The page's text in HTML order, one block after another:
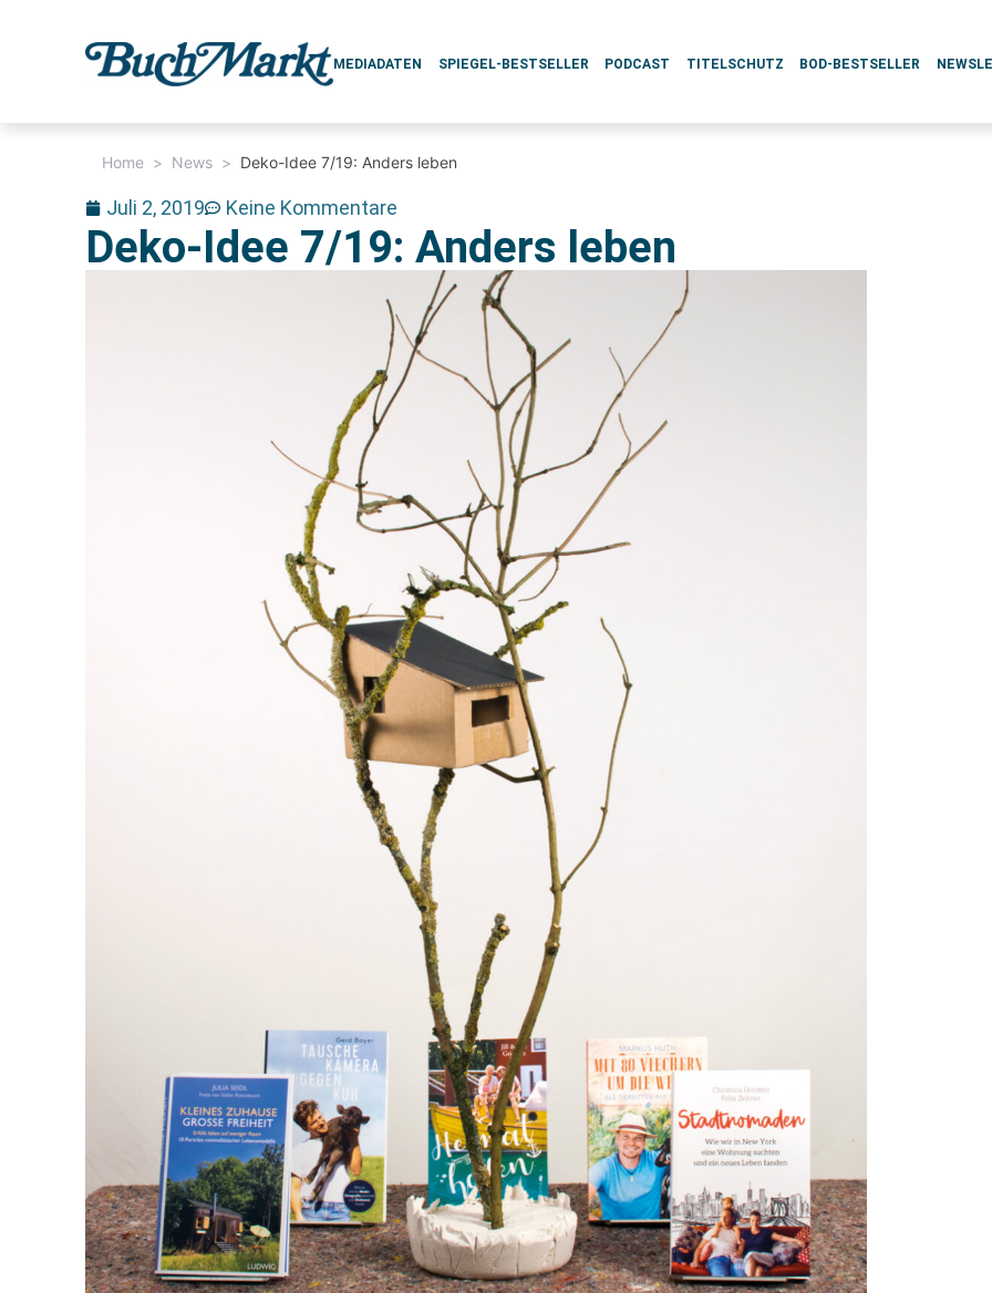
MEDIADATEN SPIEGEL-BESTSELLER PODCAST TITELSCHUTZ BOD-BESTSELLER
Home > News > Deko-Idee 7/19: Anders leben
Juli 2, 2019 Keine Kommentare
Deko-Idee 7/19: Anders leben